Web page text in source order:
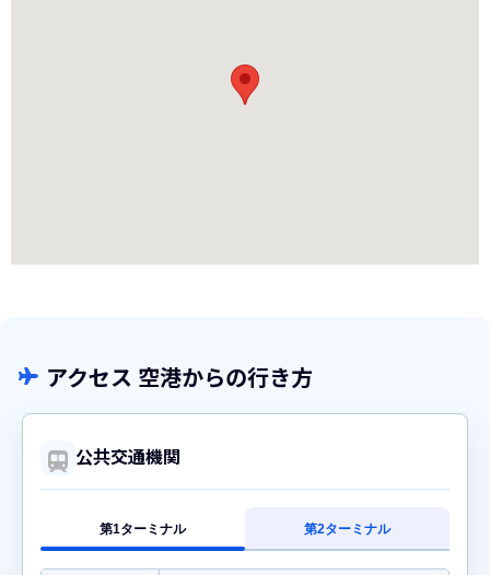
アクセス 空港からの行き方
公共交通機関
第1ターミナル 第2ターミナル